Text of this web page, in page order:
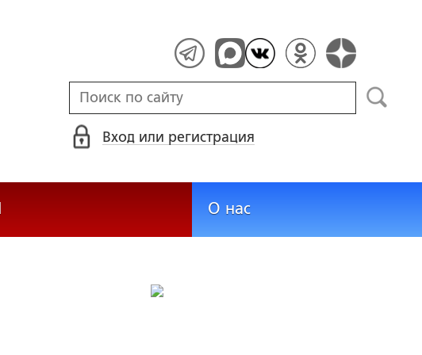
Вход или регистрация
О нас